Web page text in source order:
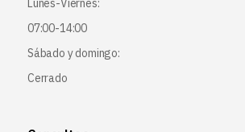
Lunes-Viernes:
07:00-14:00
Sábado y domingo:
Cerrado